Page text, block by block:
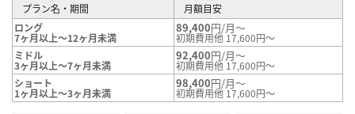
プラン名・期間
月額目安
ロング
7ヶ月以上～12ヶ月未満
89,400円/月～
初期費用他 17,600円～
ミドル
3ヶ月以上～7ヶ月未満
92,400円/月～
初期費用他 17,600円～
ショート
1ヶ月以上～3ヶ月未満
98,400円/月～
初期費用他 17,600円～